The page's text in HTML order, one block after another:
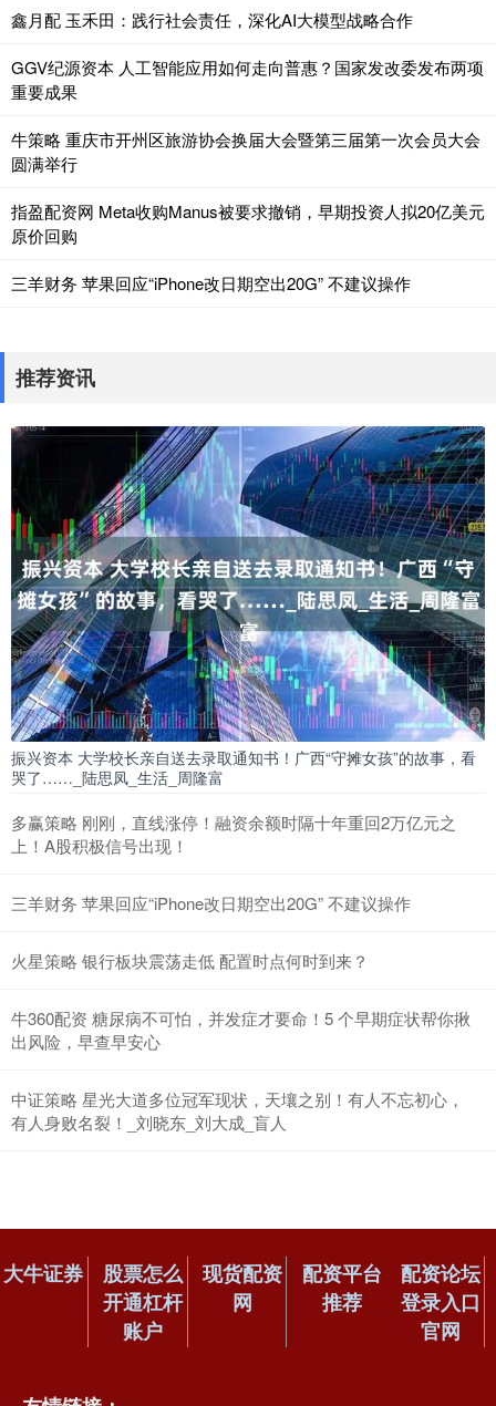
鑫月配 玉禾田：践行社会责任，深化AI大模型战略合作
GGV纪源资本 人工智能应用如何走向普惠？国家发改委发布两项
重要成果
牛策略 重庆市开州区旅游协会换届大会暨第三届第一次会员大会
圆满举行
指盈配资网 Meta收购Manus被要求撤销，早期投资人拟20亿美元
原价回购
三羊财务 苹果回应“iPhone改日期空出20G” 不建议操作
推荐资讯
振兴资本 大学校长亲自送去录取通知书！广西“守摊女孩”的故事，看
哭了……_陆思凤_生活_周隆富
多赢策略 刚刚，直线涨停！融资余额时隔十年重回2万亿元之
上！A股积极信号出现！
三羊财务 苹果回应“iPhone改日期空出20G” 不建议操作
火星策略 银行板块震荡走低 配置时点何时到来？
牛360配资 糖尿病不可怕，并发症才要命！5 个早期症状帮你揪
出风险，早查早安心
中证策略 星光大道多位冠军现状，天壤之别！有人不忘初心，
有人身败名裂！_刘晓东_刘大成_盲人
大牛证券
股票怎么
开通杠杆
账户
现货配资
网
配资平台
推荐
配资论坛
登录入口
官网